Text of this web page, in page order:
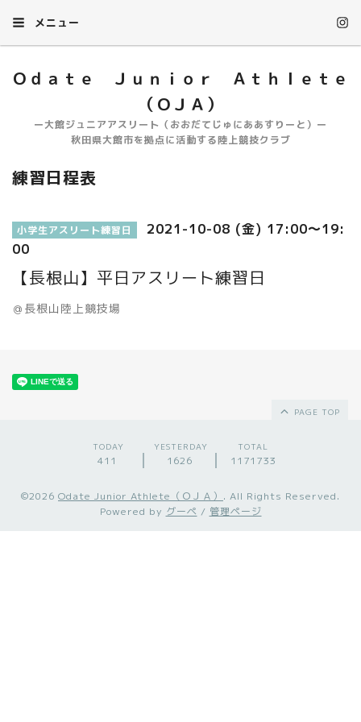
メニュー
Ｏｄａｔｅ Ｊｕｎｉｏｒ Ａｔｈｌｅｔｅ
（ＯＪＡ）
ー大館ジュニアアスリート（おおだてじゅにああすりーと）ー
秋田県大館市を拠点に活動する陸上競技クラブ
練習日程表
小学生アスリート練習日
2021-10-08 (金) 17:00～19:
00
【長根山】平日アスリート練習日
＠長根山陸上競技場
PAGE TOP
TODAY
411
YESTERDAY
1626
TOTAL
1171733
©2026 Odate Junior Athlete（ＯＪＡ） . All Rights Reserved.
Powered by グーペ / 管理ページ